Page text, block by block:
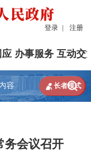
登录 | 注册
应 办事服务 互动交

 长者模式
务会议召开